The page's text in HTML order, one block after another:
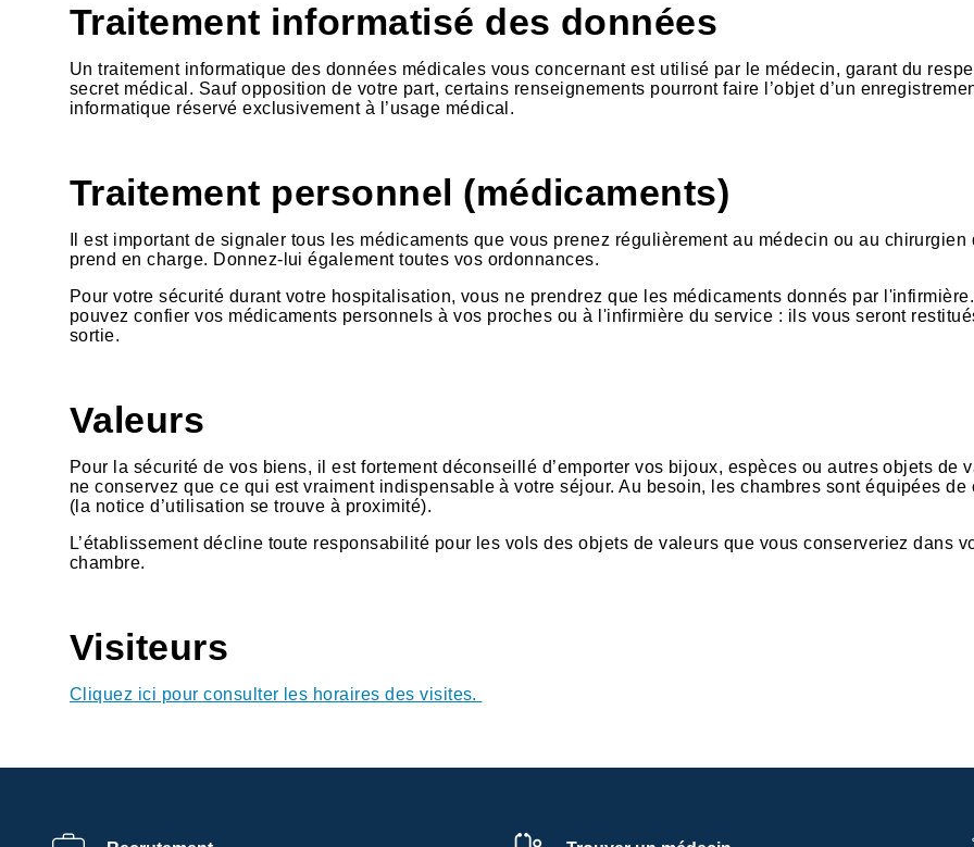
Traitement informatisé des données
Un traitement informatique des données médicales vous concernant est utilisé par le médecin, garant du
secret médical. Sauf opposition de votre part, certains renseignements pourront faire l’objet d’un
informatique réservé exclusivement à l’usage médical.
Traitement personnel (médicaments)
Il est important de signaler tous les médicaments que vous prenez régulièrement au médecin ou au chirurgien
prend en charge. Donnez-lui également toutes vos ordonnances.
Pour votre sécurité durant votre hospitalisation, vous ne prendrez que les médicaments donnés par
pouvez confier vos médicaments personnels à vos proches ou à l'infirmière du service : ils vous seront
sortie.
Valeurs
Pour la sécurité de vos biens, il est fortement déconseillé d’emporter vos bijoux, espèces ou autres objets de
ne conservez que ce qui est vraiment indispensable à votre séjour. Au besoin, les chambres sont équipées de
(la notice d’utilisation se trouve à proximité).
L’établissement décline toute responsabilité pour les vols des objets de valeurs que vous conserveriez dans
chambre.
Visiteurs
Cliquez ici pour consulter les horaires des visites.